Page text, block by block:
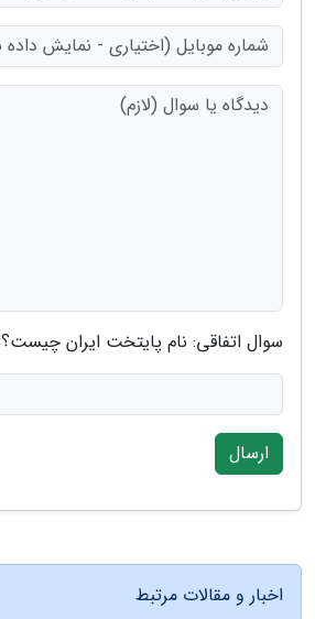
سوال اتفاقی: نام پایتخت ایران چیست؟
ارسال
اخبار و مقالات مرتبط